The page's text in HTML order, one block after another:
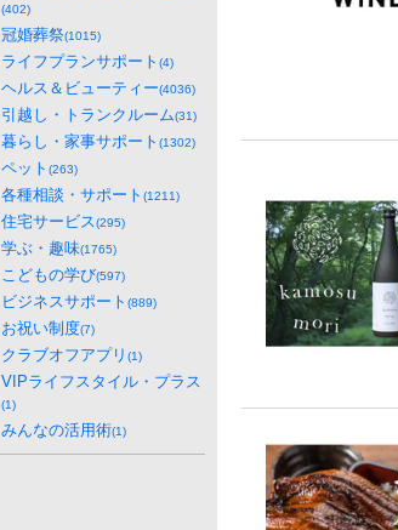
(402)
冠婚葬祭(1015)
ライフプランサポート (4)
ヘルス＆ビューティー(4036)
引越し・トランクルーム(31)
暮らし・家事サポート (1302)
ペット (263)
各種相談・サポート (1211)
住宅サービス(295)
学ぶ・趣味(1765)
こどもの学び(597)
ビジネスサポート (889)
お祝い制度(7)
クラブオフアプリ (1)
VIPライフスタイル・プラス
(1)
みんなの活用術(1)